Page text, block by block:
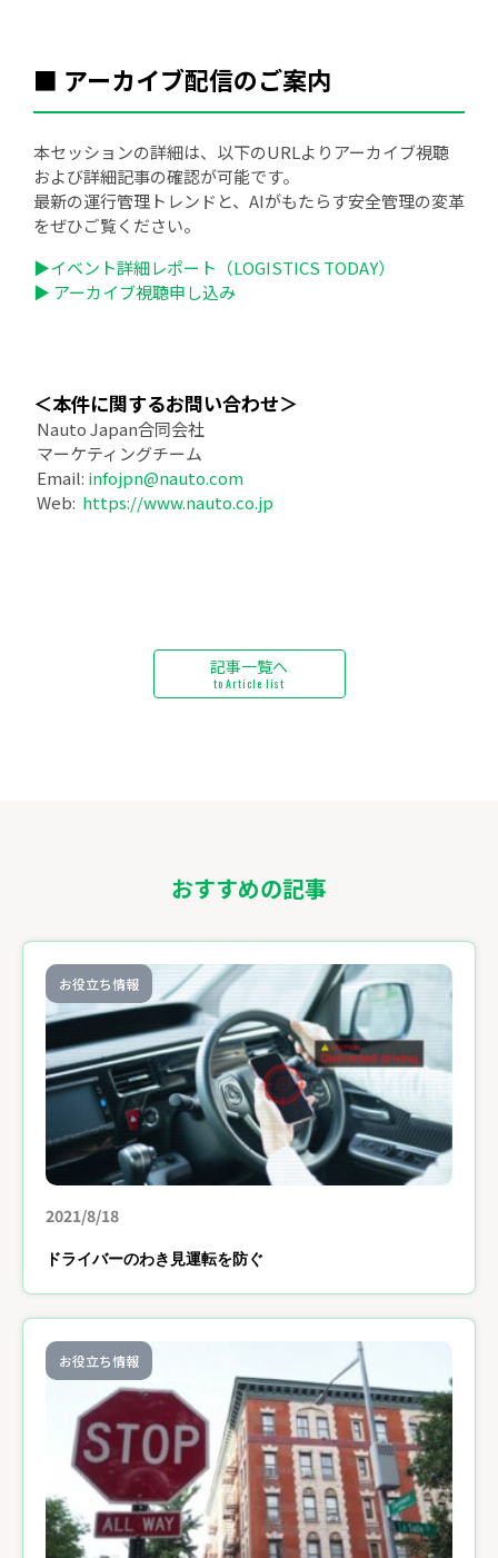
■ アーカイブ配信のご案内
本セッションの詳細は、以下のURLよりアーカイブ視聴
および詳細記事の確認が可能です。
最新の運行管理トレンドと、AIがもたらす安全管理の変革
をぜひご覧ください。
▶イベント詳細レポート（LOGISTICS TODAY）
▶ アーカイブ視聴申し込み
＜本件に関するお問い合わせ＞
Nauto Japan合同会社
マーケティングチーム
Email: infojpn@nauto.com
Web: https://www.nauto.co.jp
記事一覧へ
to Article list
おすすめの記事
お役立ち情報
2021/8/18
ドライバーのわき見運転を防ぐ
お役立ち情報